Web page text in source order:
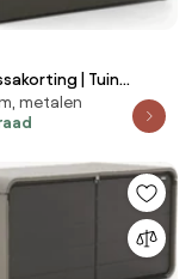
| Tuin
Kees Smit |
| Kussenbox | Staal |
metalen